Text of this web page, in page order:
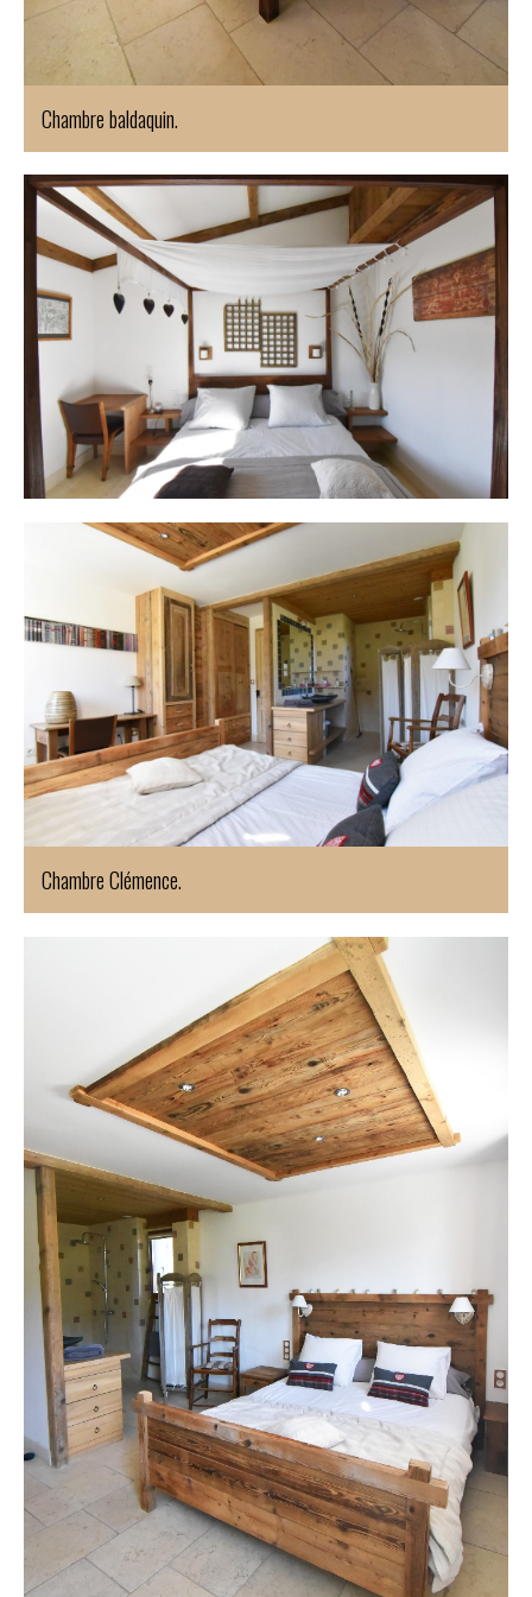
Chambre baldaquin.
Chambre Clémence.